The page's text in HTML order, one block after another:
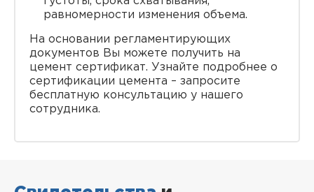
равномерности изменения объема.
На основании регламентирующих
документов Вы можете получить на
цемент сертификат. Узнайте подробнее о
сертификации цемента – запросите
бесплатную консультацию у нашего
сотрудника.